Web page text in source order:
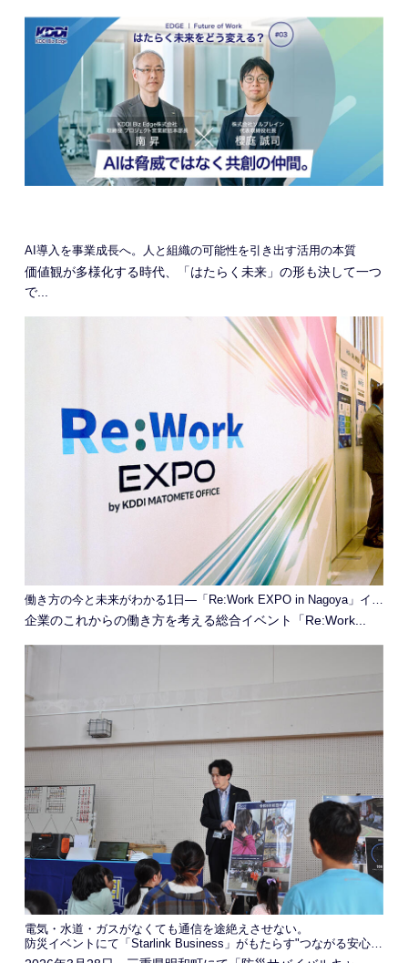
AI導入を事業成長へ。人と組織の可能性を引き出す活用の本質
価値観が多様化する時代、「はたらく未来」の形も決して一つ
で...
働き方の今と未来がわかる1日―「Re:Work EXPO in Nagoya」イベントレポート
企業のこれからの働き方を考える総合イベント「Re:Work...
電気・水道・ガスがなくても通信を途絶えさせない。
防災イベントにて「Starlink Business」がもたらす"つながる安心感"を発信